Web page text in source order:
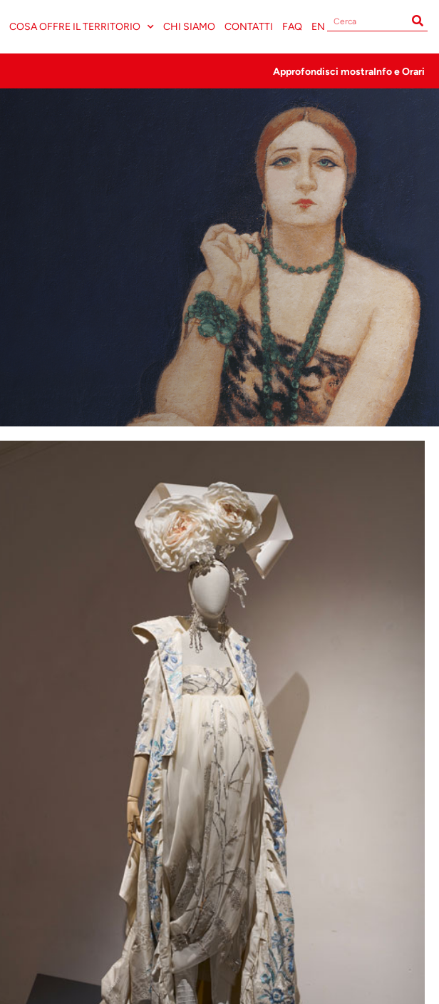
COSA OFFRE IL TERRITORIO CHI SIAMO CONTATTI FAQ EN
Approfondisci mostraInfo e Orari